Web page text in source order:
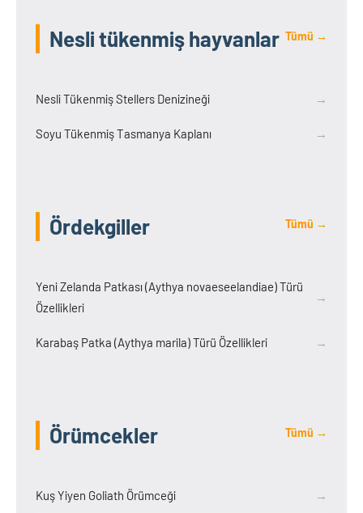
Nesli tükenmiş hayvanlar Tümü →
Nesli Tükenmiş Stellers Denizineği →
Soyu Tükenmiş Tasmanya Kaplanı →
Ördekgiller Tümü →
Yeni Zelanda Patkası (Aythya novaeseelandiae) Türü
Özellikleri
→
Karabaş Patka (Aythya marila) Türü Özellikleri →
Örümcekler Tümü →
Kuş Yiyen Goliath Örümceği →